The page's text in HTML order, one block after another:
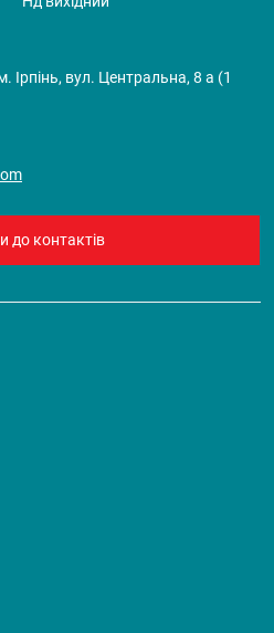
Ірпінь, вул. Центральна, 8 а (1
до контактів